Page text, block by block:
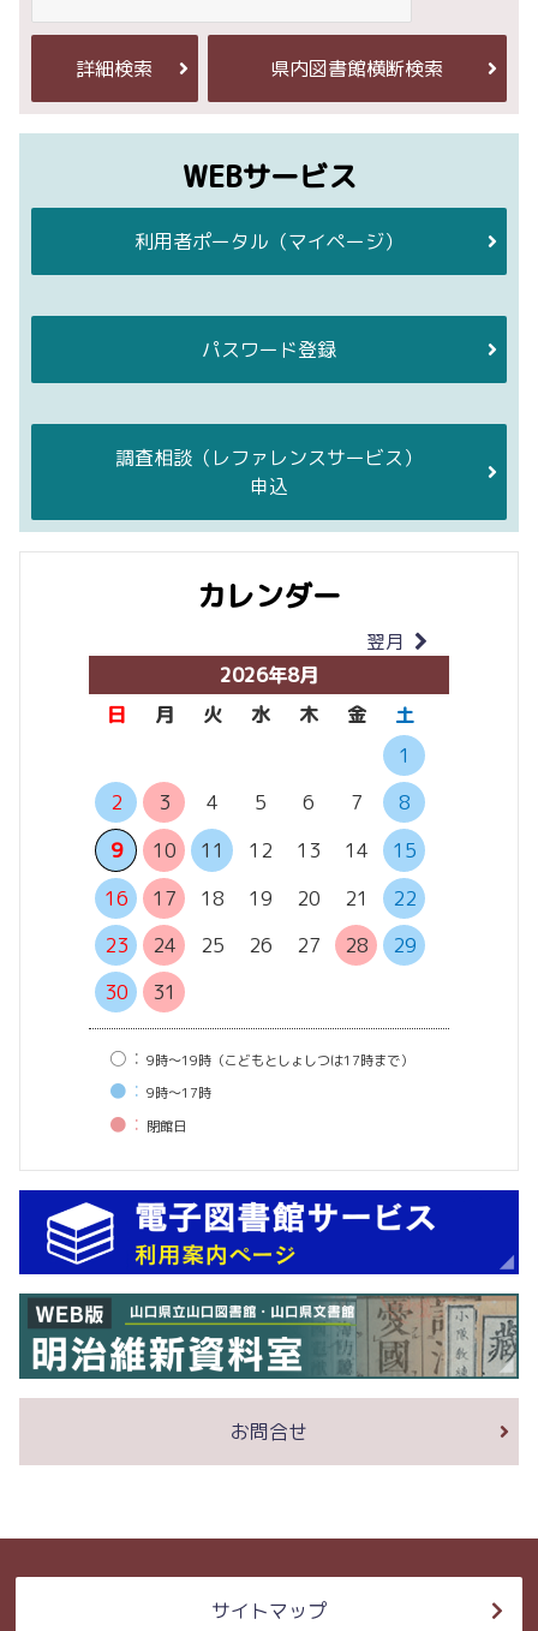
詳細検索 県内図書館横断検索
WEBサービス
利用者ポータル （マイページ）
パスワード登録
調査相談 （レファレンスサービス）
申込
カレンダー
翌月
2026年8月
日
月 火 水 木 金
土
1
2
3 4 5 6 7
8
9
10 11 12 13 14
15
16
17 18 19 20 21
22
23
24 25 26 27 28
29
30
31
○： 9時〜19時（こどもとしょしつは17時まで）
●： 9時〜17時
●： 閉館⽇
お問合せ
サイトマップ